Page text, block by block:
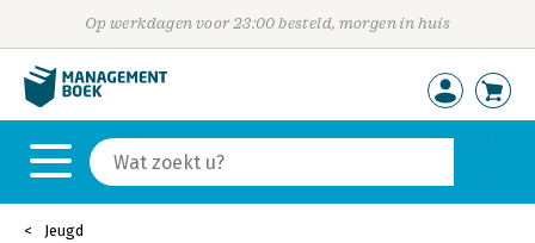
Op werkdagen voor 23:00 besteld, morgen in huis
Jeugd